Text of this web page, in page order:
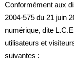
Conformément aux
2004-575 du 21 juin
numérique, dite
utilisateurs et
suivantes :